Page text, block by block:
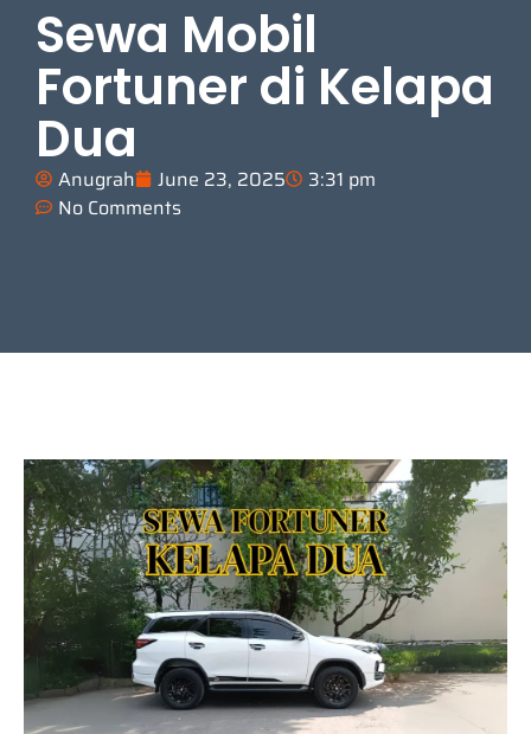
Sewa Mobil
Fortuner di Kelapa
Dua
Anugrah June 23, 2025
3:31 pm
No Comments